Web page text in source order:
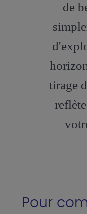
de
tirage
Pour